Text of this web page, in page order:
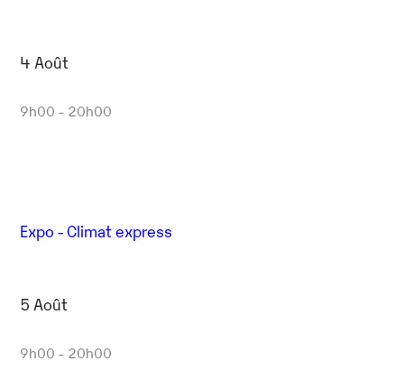
4 Août
9h00 - 20h00
Expo - Climat express
5 Août
9h00 - 20h00